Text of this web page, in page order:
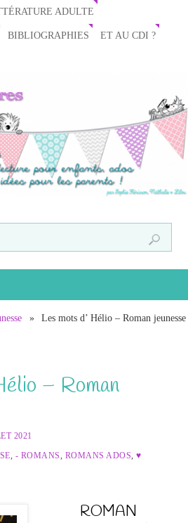
ADULTE
BIBLIOGRAPHIES ET AU CDI ?
»
Les mots d’ Hélio – Roman jeunesse
– Roman
2021
, - ROMANS, ROMANS ADOS,♥
ROMAN